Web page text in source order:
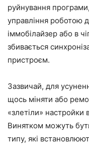
руйнування
управління роботою
іммобілайзер або в
збивається
пристроєм.
Зазвичай, для
щось міняти або
«злетіли»
Винятком можуть
типу, які